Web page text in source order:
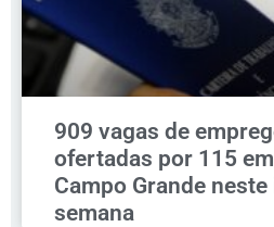
909 vagas de
ofertadas por 115
Campo Grande
semana